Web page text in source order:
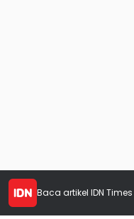
Baca artikel IDN Times